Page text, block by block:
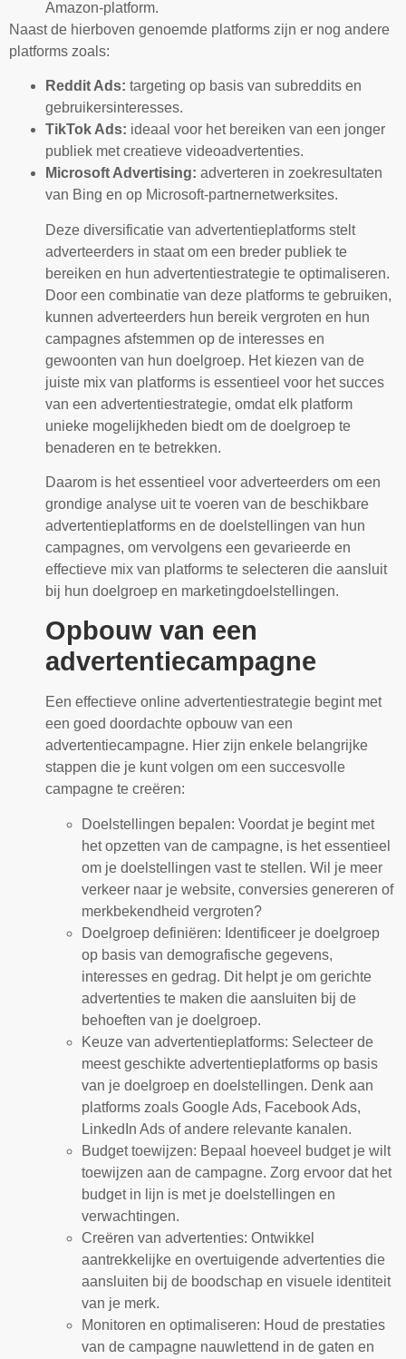
Amazon-platform.
Naast de hierboven genoemde platforms zijn er nog andere
platforms zoals:
Reddit Ads: targeting op basis van subreddits en
gebruikersinteresses.
TikTok Ads: ideaal voor het bereiken van een jonger
publiek met creatieve videoadvertenties.
Microsoft Advertising: adverteren in zoekresultaten
van Bing en op Microsoft-partnernetwerksites.
Deze diversificatie van advertentieplatforms stelt
adverteerders in staat om een breder publiek te
bereiken en hun advertentiestrategie te optimaliseren.
Door een combinatie van deze platforms te gebruiken,
kunnen adverteerders hun bereik vergroten en hun
campagnes afstemmen op de interesses en
gewoonten van hun doelgroep. Het kiezen van de
juiste mix van platforms is essentieel voor het succes
van een advertentiestrategie, omdat elk platform
unieke mogelijkheden biedt om de doelgroep te
benaderen en te betrekken.
Daarom is het essentieel voor adverteerders om een
grondige analyse uit te voeren van de beschikbare
advertentieplatforms en de doelstellingen van hun
campagnes, om vervolgens een gevarieerde en
effectieve mix van platforms te selecteren die aansluit
bij hun doelgroep en marketingdoelstellingen.
Opbouw van een
advertentiecampagne
Een effectieve online advertentiestrategie begint met
een goed doordachte opbouw van een
advertentiecampagne. Hier zijn enkele belangrijke
stappen die je kunt volgen om een succesvolle
campagne te creëren:
Doelstellingen bepalen: Voordat je begint met
het opzetten van de campagne, is het essentieel
om je doelstellingen vast te stellen. Wil je meer
verkeer naar je website, conversies genereren of
merkbekendheid vergroten?
Doelgroep definiëren: Identificeer je doelgroep
op basis van demografische gegevens,
interesses en gedrag. Dit helpt je om gerichte
advertenties te maken die aansluiten bij de
behoeften van je doelgroep.
Keuze van advertentieplatforms: Selecteer de
meest geschikte advertentieplatforms op basis
van je doelgroep en doelstellingen. Denk aan
platforms zoals Google Ads, Facebook Ads,
LinkedIn Ads of andere relevante kanalen.
Budget toewijzen: Bepaal hoeveel budget je wilt
toewijzen aan de campagne. Zorg ervoor dat het
budget in lijn is met je doelstellingen en
verwachtingen.
Creëren van advertenties: Ontwikkel
aantrekkelijke en overtuigende advertenties die
aansluiten bij de boodschap en visuele identiteit
van je merk.
Monitoren en optimaliseren: Houd de prestaties
van de campagne nauwlettend in de gaten en